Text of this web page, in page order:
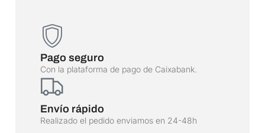
Pago seguro
Con la plataforma de pago de Caixabank.
Envío rápido
Realizado el pedido enviamos en 24-48h